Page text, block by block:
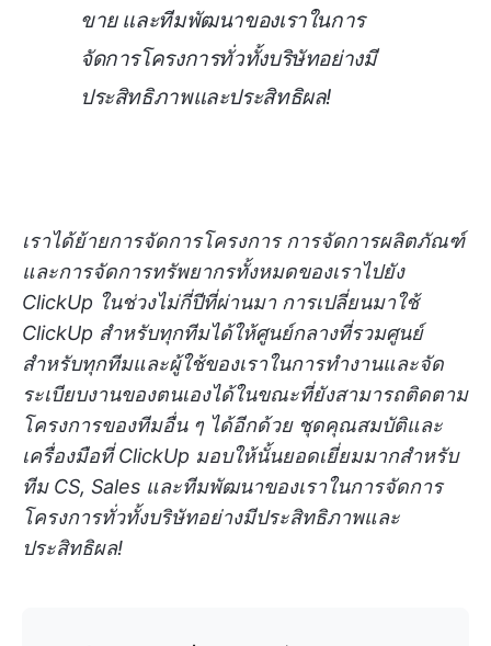
ขาย และทีมพัฒนาของเราในการ
จัดการโครงการทั่วทั้งบริษัทอย่างมี
ประสิทธิภาพและประสิทธิผล!
เราได้ย้ายการจัดการโครงการ การจัดการผลิตภัณฑ์
และการจัดการทรัพยากรทั้งหมดของเราไปยัง
ClickUp ในช่วงไม่กี่ปีที่ผ่านมา การเปลี่ยนมาใช้
ClickUp สำหรับทุกทีมได้ให้ศูนย์กลางที่รวมศูนย์
สำหรับทุกทีมและผู้ใช้ของเราในการทำงานและจัด
ระเบียบงานของตนเองได้ในขณะที่ยังสามารถติดตาม
โครงการของทีมอื่น ๆ ได้อีกด้วย ชุดคุณสมบัติและ
เครื่องมือที่ ClickUp มอบให้นั้นยอดเยี่ยมมากสำหรับ
ทีม CS, Sales และทีมพัฒนาของเราในการจัดการ
โครงการทั่วทั้งบริษัทอย่างมีประสิทธิภาพและ
ประสิทธิผล!